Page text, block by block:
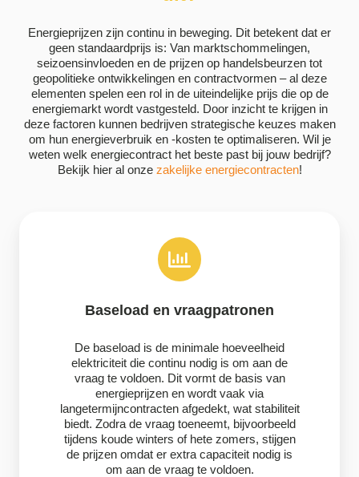
Energieprijzen zijn continu in beweging. Dit betekent dat er
geen standaardprijs is: Van marktschommelingen,
seizoensinvloeden en de prijzen op handelsbeurzen tot
geopolitieke ontwikkelingen en contractvormen – al deze
elementen spelen een rol in de uiteindelijke prijs die op de
energiemarkt wordt vastgesteld. Door inzicht te krijgen in
deze factoren kunnen bedrijven strategische keuzes maken
om hun energieverbruik en -kosten te optimaliseren. Wil je
weten welk energiecontract het beste past bij jouw bedrijf?
Bekijk hier al onze zakelijke energiecontracten!
Baseload en vraagpatronen
De baseload is de minimale hoeveelheid
elektriciteit die continu nodig is om aan de
vraag te voldoen. Dit vormt de basis van
energieprijzen en wordt vaak via
langetermijncontracten afgedekt, wat stabiliteit
biedt. Zodra de vraag toeneemt, bijvoorbeeld
tijdens koude winters of hete zomers, stijgen
de prijzen omdat er extra capaciteit nodig is
om aan de vraag te voldoen.